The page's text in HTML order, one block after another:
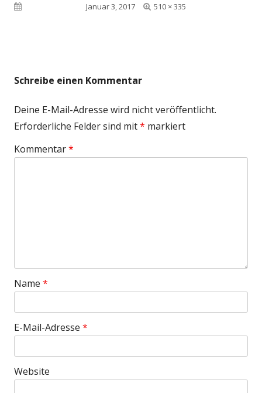
Veröffentlicht amJanuar 3, 2017
Volle
510 × 335
Schreibe einen Kommentar
Deine E-Mail-Adresse wird nicht veröffentlicht.
Erforderliche Felder sind mit* markiert
Kommentar*
Name *
E-Mail-Adresse *
Website